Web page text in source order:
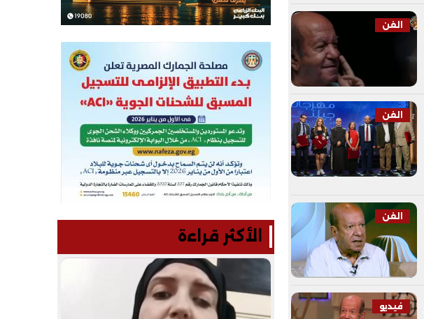
الفن
الفن
الفن
فيديو
الأكثر قراءة